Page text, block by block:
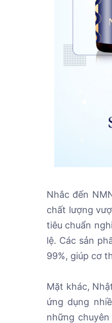
Nhắc đến
chất lượng
tiêu chuẩn
lệ. Các sản
99%, giúp cơ
Mặt khác,
ứng dụng
những